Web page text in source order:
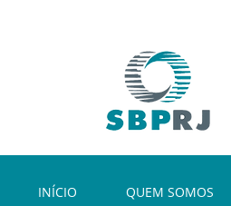
INÍCIO QUEM SOMOS